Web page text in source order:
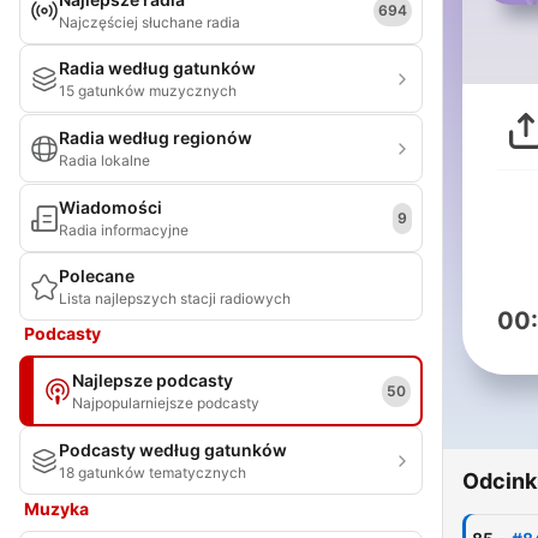
Najczęściej słuchane radia
694
Radia według gatunków
15 gatunków muzycznych
Radia według regionów
Radia lokalne
Wiadomości
Radia informacyjne
9
Polecane
Lista najlepszych stacji radiowych
Podcasty
Najlepsze podcasty
Najpopularniejsze podcasty
50
Podcasty według gatunków
18 gatunków tematycznych
Muzyka